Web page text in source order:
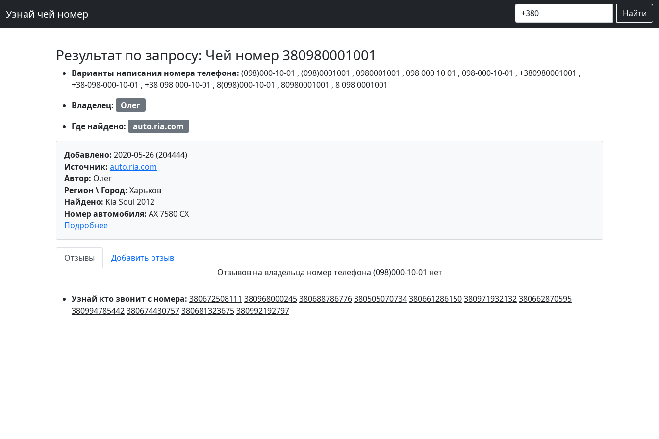
Узнай чей номер Найти
Результат по запросу: Чей номер 380980001001
Варианты написания номера телефона: (098)000-10-01 , (098)0001001 , 0980001001 , 098 000 10 01 , 098-000-10-01 , +380980001001 ,
+38-098-000-10-01 , +38 098 000-10-01 , 8(098)000-10-01 , 80980001001 , 8 098 0001001
Владелец:
Олег
Где найдено:
auto.ria.com
Добавлено: 2020-05-26 (204444)
Источник: auto.ria.com
Автор: Олег
Регион \ Город: Харьков
Найдено: Kia Soul 2012
Номер автомобиля: AX 7580 CX
Подробнее
Отзывы
Добавить отзыв
Отзывов на владельца номер телефона (098)000-10-01 нет
Узнай кто звонит с номера: 380672508111 380968000245380688786776380505070734380661286150380971932132380662870595
380994785442380674430757380681323675380992192797